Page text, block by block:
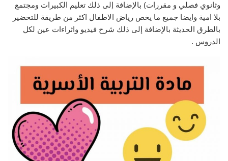
وثانوي فصلي و مقررات) بالإضافة إلى ذلك تعليم الكبيرات ومجتمع
بلا امية وايضا جميع ما يخص رياض الاطفال اكثر من طريقة للتحضير
بالطرق الحديثة بالإضافة إلى ذلك شرح فيديو واثراءات عين لكل
الدروس .